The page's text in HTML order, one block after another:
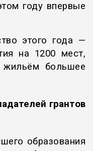
году впервые
этого года —
на 1200 мест,
жильём большее
грантов
образования